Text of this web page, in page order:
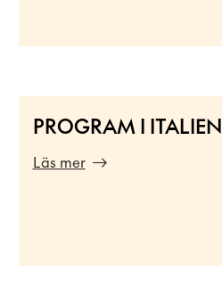
PROGRAM I ITALIEN
Läs mer